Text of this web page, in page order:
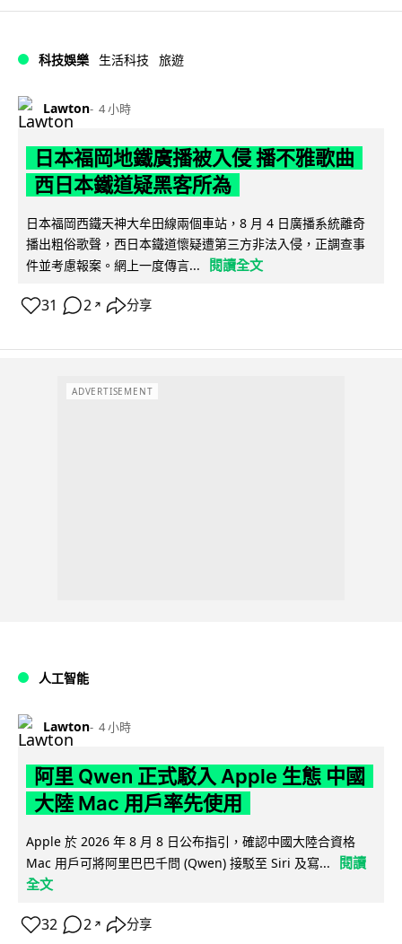
科技娛樂 生活科技 旅遊
Lawton 4 小時
日本福岡地鐵廣播被入侵 播不雅歌曲
西日本鐵道疑黑客所為
日本福岡西鐵天神大牟田線兩個車站，8 月 4 日廣播系統離奇
播出粗俗歌聲，西日本鐵道懷疑遭第三方非法入侵，正調查事
件並考慮報案。網上一度傳言...
閱讀全文
31 2 ↗ 分享
ADVERTISEMENT
人工智能
Lawton 4 小時
阿里 Qwen 正式駁入 Apple 生態 中國
大陸 Mac 用戶率先使用
Apple 於 2026 年 8 月 8 日公布指引，確認中國大陸合資格
Mac 用戶可將阿里巴巴千問 (Qwen) 接駁至 Siri 及寫...
閱讀
全文
32 2 ↗ 分享